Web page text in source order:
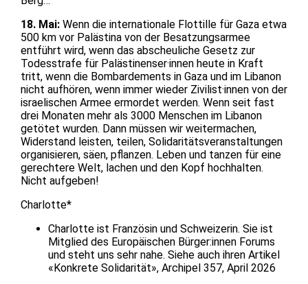
18. Mai: Wenn die internationale Flottille für Gaza etwa
500 km vor Palästina von der Besatzungsarmee
entführt wird, wenn das abscheuliche Gesetz zur
Todesstrafe für Palästinenser·innen heute in Kraft
tritt, wenn die Bombardements in Gaza und im Libanon
nicht aufhören, wenn immer wieder Zivilist·innen von der
israelischen Armee ermordet werden. Wenn seit fast
drei Monaten mehr als 3000 Menschen im Libanon
getötet wurden. Dann müssen wir weitermachen,
Widerstand leisten, teilen, Solidaritätsveranstaltungen
organisieren, säen, pflanzen. Leben und tanzen für eine
gerechtere Welt, lachen und den Kopf hochhalten.
Nicht aufgeben!
Charlotte*
Charlotte ist Französin und Schweizerin. Sie ist
Mitglied des Europäischen Bürger:innen Forums
und steht uns sehr nahe. Siehe auch ihren Artikel
«Konkrete Solidarität», Archipel 357, April 2026